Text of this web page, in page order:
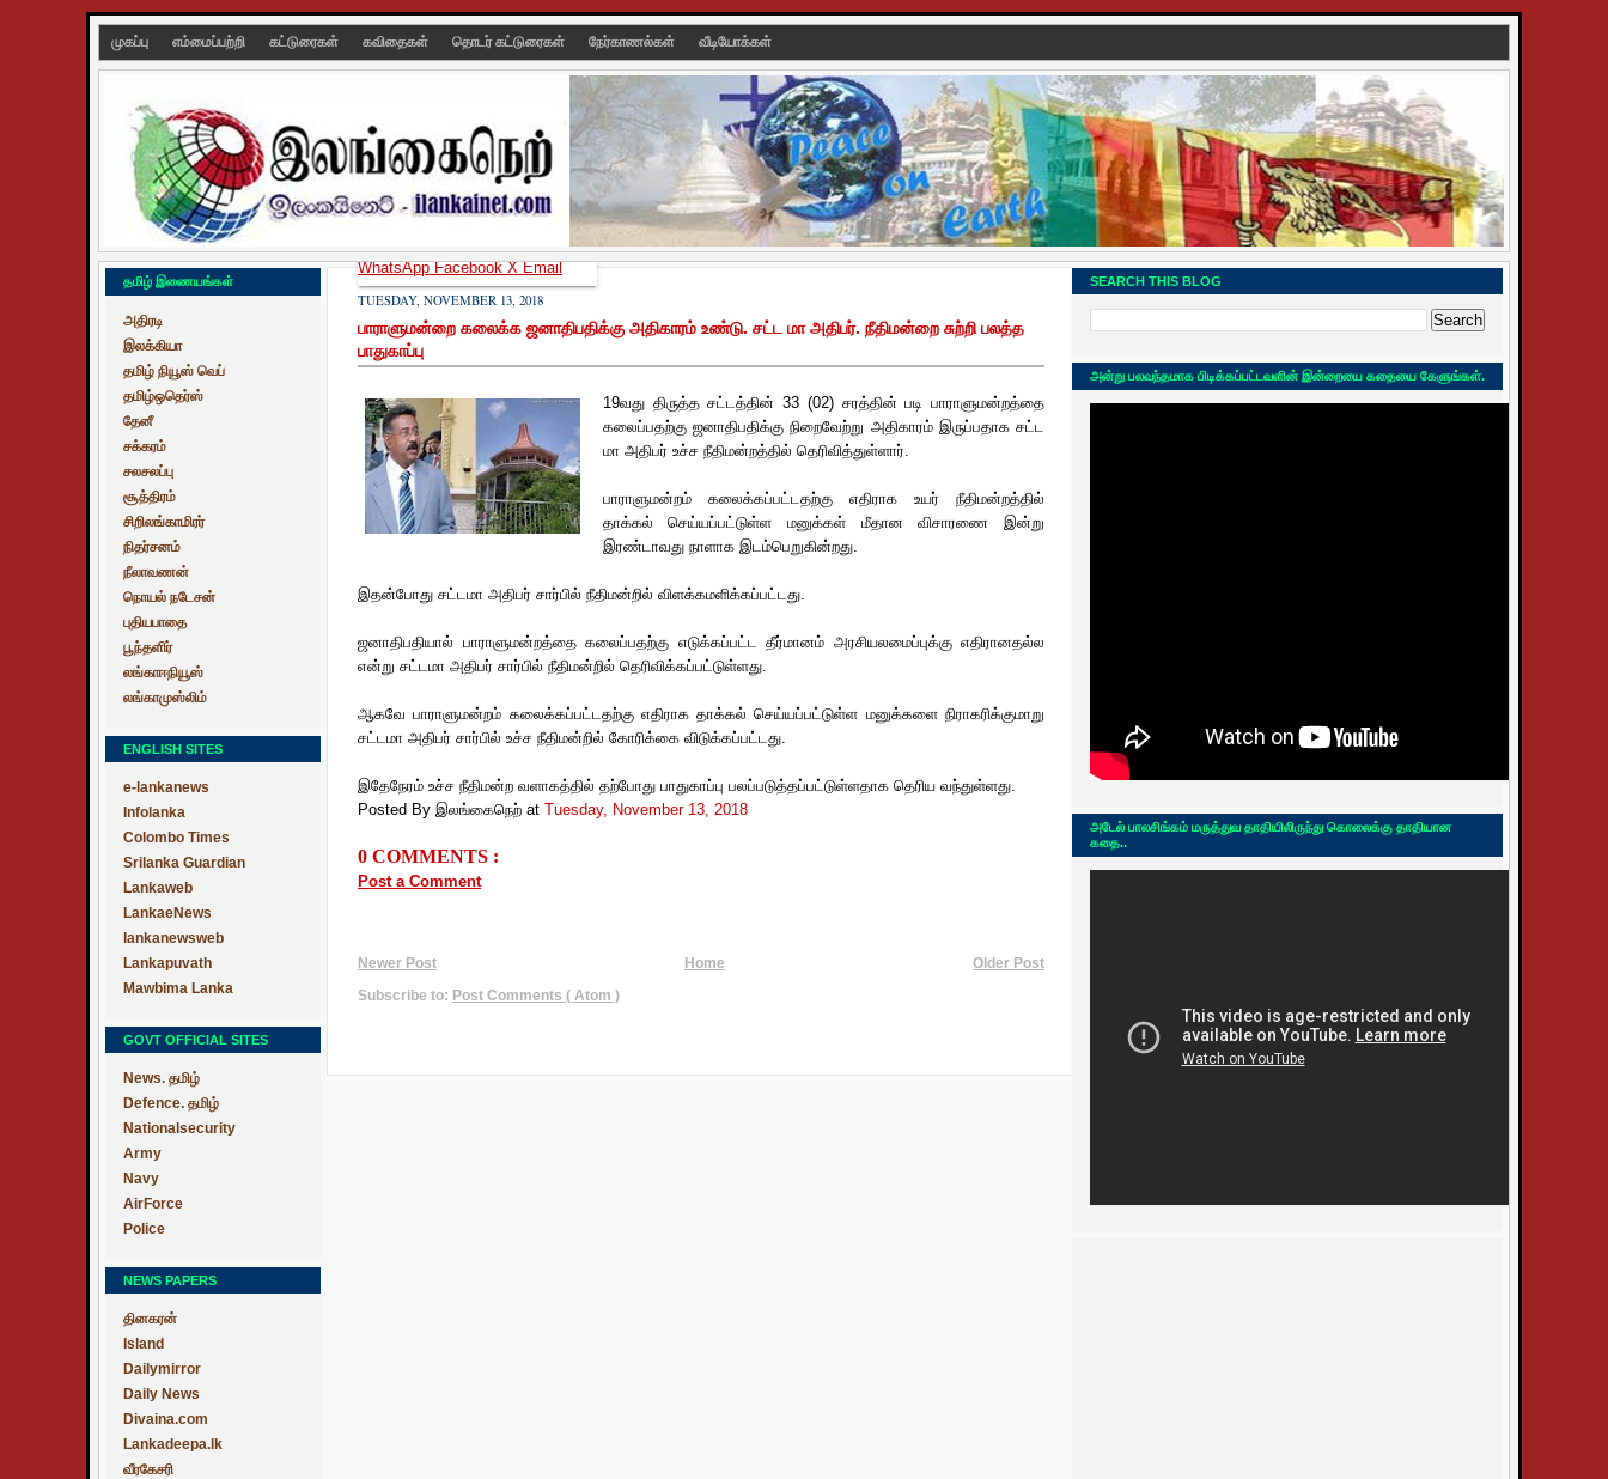
முகப்பு எம்மைப்பற்றி கட்டுரைகள் கவிதைகள் தொடர் கட்டுரைகள் நேர்காணல்கள் வீடியோக்கள்
தமிழ் இணையங்கள்
அதிரடி
இலக்கியா
தமிழ் நியூஸ் வெப்
தமிழ்ஒதெர்ஸ்
தேனீ
சக்கரம்
சலசலப்பு
சூத்திரம்
சிறிலங்காமிரர்
நிதர்சனம்
நீலாவணன்
நொயல் நடேசன்
புதியபாதை
பூந்தளிர்
லங்காஈநியூஸ்
லங்காமுஸ்லிம்
ENGLISH SITES
e-lankanews
Infolanka
Colombo Times
Srilanka Guardian
Lankaweb
LankaeNews
lankanewsweb
Lankapuvath
Mawbima Lanka
GOVT OFFICIAL SITES
News. தமிழ்
Defence. தமிழ்
Nationalsecurity
Army
Navy
AirForce
Police
NEWS PAPERS
தினகரன்
Island
Dailymirror
Daily News
Divaina.com
Lankadeepa.lk
வீரகேசரி
TUESDAY, NOVEMBER 13, 2018
பாராளுமன்றை கலைக்க ஜனாதிபதிக்கு அதிகாரம் உண்டு. சட்ட மா அதிபர். நீதிமன்றை சுற்றி பலத்த
பாதுகாப்பு
19வது திருத்த சட்டத்தின் 33 (02) சரத்தின் படி பாராளுமன்றத்தை
கலைப்பதற்கு ஜனாதிபதிக்கு நிறைவேற்று அதிகாரம் இருப்பதாக சட்ட
மா அதிபர் உச்ச நீதிமன்றத்தில் தெரிவித்துள்ளார்.
பாராளுமன்றம் கலைக்கப்பட்டதற்கு எதிராக உயர் நீதிமன்றத்தில்
தாக்கல் செய்யப்பட்டுள்ள மனுக்கள் மீதான விசாரணை இன்று
இரண்டாவது நாளாக இடம்பெறுகின்றது.
இதன்போது சட்டமா அதிபர் சார்பில் நீதிமன்றில் விளக்கமளிக்கப்பட்டது.
ஜனாதிபதியால் பாராளுமன்றத்தை கலைப்பதற்கு எடுக்கப்பட்ட தீர்மானம் அரசியலமைப்புக்கு எதிரானதல்ல
என்று சட்டமா அதிபர் சார்பில் நீதிமன்றில் தெரிவிக்கப்பட்டுள்ளது.
ஆகவே பாராளுமன்றம் கலைக்கப்பட்டதற்கு எதிராக தாக்கல் செய்யப்பட்டுள்ள மனுக்களை நிராகரிக்குமாறு
சட்டமா அதிபர் சார்பில் உச்ச நீதிமன்றில் கோரிக்கை விடுக்கப்பட்டது.
இதேநேரம் உச்ச நீதிமன்ற வளாகத்தில் தற்போது பாதுகாப்பு பலப்படுத்தப்பட்டுள்ளதாக தெரிய வந்துள்ளது.
Posted By இலங்கைநெற் at Tuesday, November 13, 2018
0 COMMENTS :
Post a Comment
Newer Post Older Post
Home
Subscribe to: Post Comments ( Atom )
WhatsAppFacebookXEmail
SEARCH THIS BLOG
அன்று பலவந்தமாக பிடிக்கப்பட்டவளின் இன்றையை கதையை கேளுங்கள்.
அடேல் பாலசிங்கம் மருத்துவ தாதியிலிருந்து கொலைக்கு தாதியான
கதை..